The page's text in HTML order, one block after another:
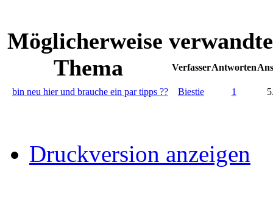
Möglicherweise
Thema
VerfasserAntworten
bin neu hier und brauche ein par tipps ?? Biestie 1
Druckversion anzeigen